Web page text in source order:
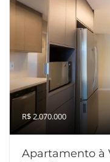
R$ 2.070.000
Apartamento à